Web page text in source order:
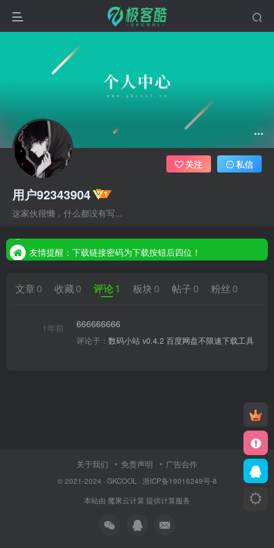
用户92343904
这家伙很懒，什么都没有写...
关注 私信
友情提醒：下载链接密码为下载按钮后四位！
友情提醒：下载链接密码为下载按钮后四位！
文章 0 收藏 0 评论1 板块 0 帖子 0 粉丝 0
1年前 666666666
评论于： 数码小站 v0.4.2 百度网盘不限速下载工具
关于我们 免责声明 广告合作
© 2021-2024 · GKCOOL · 浙ICP备19016249号-8
本站由 魔果云计算 提供计算服务